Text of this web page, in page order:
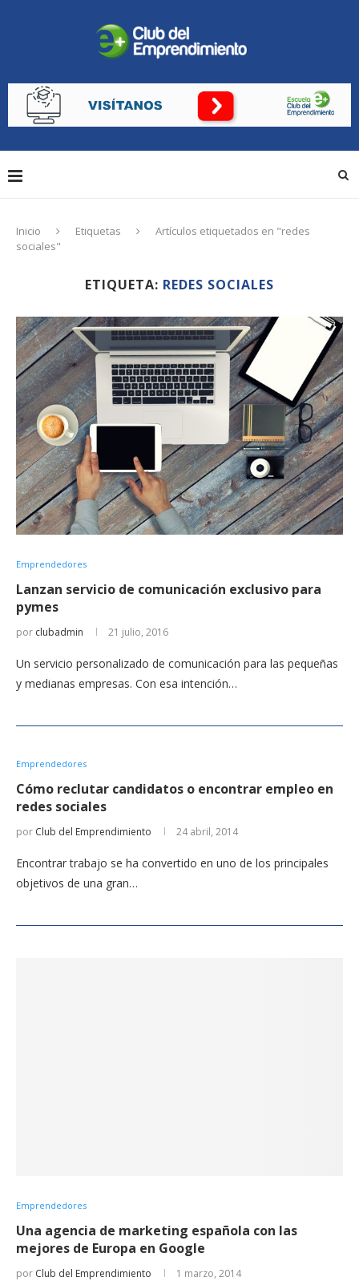
Inicio Etiquetas
Artículos etiquetados en "redes
sociales"
ETIQUETA: REDES SOCIALES
Emprendedores
Lanzan servicio de comunicación exclusivo para
pymes
por clubadmin 21 julio, 2016
Un servicio personalizado de comunicación para las pequeñas
y medianas empresas. Con esa intención…
Emprendedores
Cómo reclutar candidatos o encontrar empleo en
redes sociales
por Club del Emprendimiento 24 abril, 2014
Encontrar trabajo se ha convertido en uno de los principales
objetivos de una gran…
Emprendedores
Una agencia de marketing española con las
mejores de Europa en Google
por Club del Emprendimiento 1 marzo, 2014